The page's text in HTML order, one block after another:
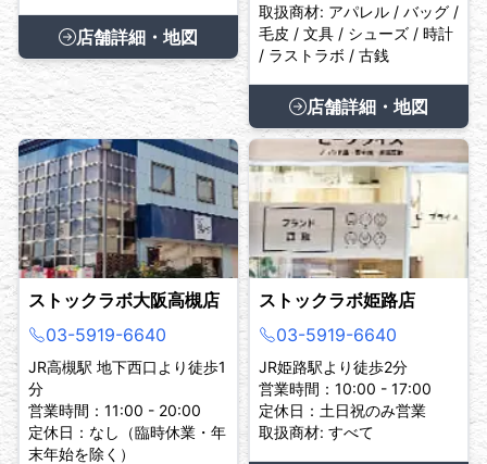
店舗詳細・地図
取扱商材: アパレル / バッグ /
毛皮 / 文具 / シューズ / 時計
/ ラストラボ / 古銭
店舗詳細・地図
ストックラボ大阪高槻店
03-5919-6640
JR高槻駅 地下西口より徒歩1
分
営業時間：11:00 - 20:00
定休日：なし（臨時休業・年
末年始を除く）
ストックラボ姫路店
03-5919-6640
JR姫路駅より徒歩2分
営業時間：10:00 - 17:00
定休日：土日祝のみ営業
取扱商材: すべて